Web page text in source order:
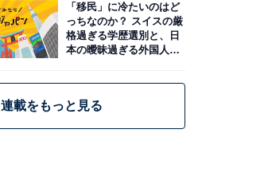
「移民」に冷たいのはど
っちなのか？ スイスの厳
格過ぎる学歴選別と、日
本の曖昧過ぎる外国人政
連載をもっと見る